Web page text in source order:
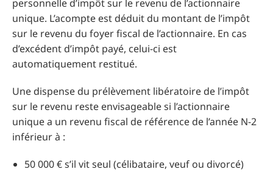
personnelle d’impôt sur le revenu de l’actionnaire
unique. L’acompte est déduit du montant de l’impôt
sur le revenu du foyer fiscal de l’actionnaire. En cas
d’excédent d’impôt payé, celui-ci est
automatiquement restitué.
Une dispense du prélèvement libératoire de l’impôt
sur le revenu reste envisageable si l’actionnaire
unique a un revenu fiscal de référence de l’année N-2
inférieur à :
50 000 € s’il vit seul (célibataire, veuf ou divorcé)